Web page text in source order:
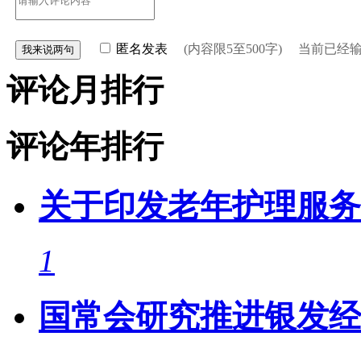
匿名发表 (内容限5至500字) 当前已经
评论月排行
评论年排行
关于印发老年护理服
1
国常会研究推进银发